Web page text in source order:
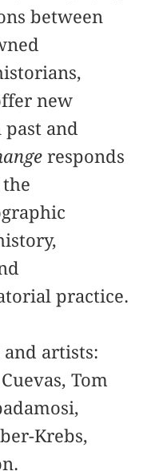
between
new
and
responds
practice.
artists:
Tom
Krebs,